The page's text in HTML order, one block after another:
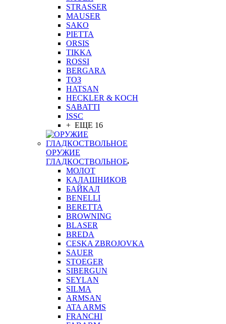
STRASSER
MAUSER
SAKO
PIETTA
ORSIS
TIKKA
ROSSI
BERGARA
ТОЗ
HATSAN
HECKLER & KOCH
SABATTI
ISSC
+ ЕЩЕ 16
ОРУЖИЕ
ГЛАДКОСТВОЛЬНОЕ
МОЛОТ
КАЛАШНИКОВ
БАЙКАЛ
BENELLI
BERETTA
BROWNING
BLASER
BREDA
CESKA ZBROJOVKA
SAUER
STOEGER
SIBERGUN
SEYLAN
SILMA
ARMSAN
ATA ARMS
FRANCHI